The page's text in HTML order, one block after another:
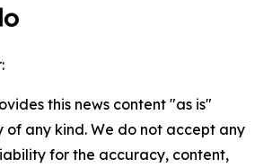
this news content "as is"
any kind. We do not accept any
for the accuracy, content,